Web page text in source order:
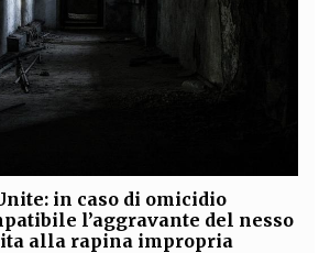
in caso di omicidio
l’aggravante del nesso
alla rapina impropria